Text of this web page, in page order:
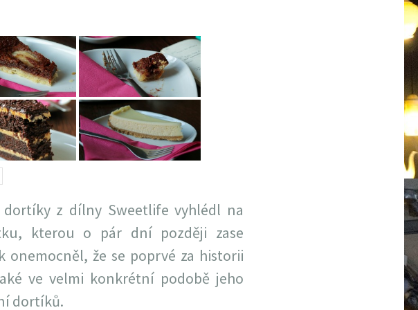
z dílny Sweetlife vyhlédl na
kterou o pár dní později zase
onemocněl, že se poprvé za historii
ve velmi konkrétní podobě jeho
dortíků.